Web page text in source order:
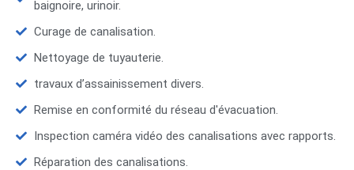
baignoire, urinoir.
Curage de canalisation.
Nettoyage de tuyauterie.
travaux d’assainissement divers.
Remise en conformité du réseau d'évacuation.
Inspection caméra vidéo des canalisations avec rapports.
Réparation des canalisations.